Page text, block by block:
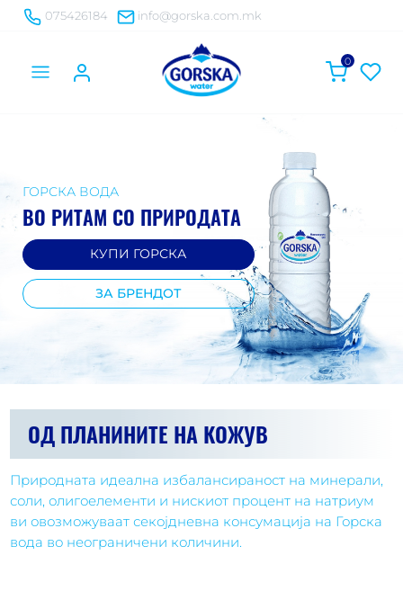
075426184 info@gorska.com.mk
0
ГОРСКА ВОДА
ВО РИТАМ СО ПРИРОДАТА
КУПИ ГОРСКА
ЗА БРЕНДОТ
ОД ПЛАНИНИТЕ НА КОЖУВ
Природната идеална избалансираност на минерали,
соли, олигоелементи и нискиот процент на натриум
ви овозможуваат секојдневна консумација на Горска
вода во неограничени количини.